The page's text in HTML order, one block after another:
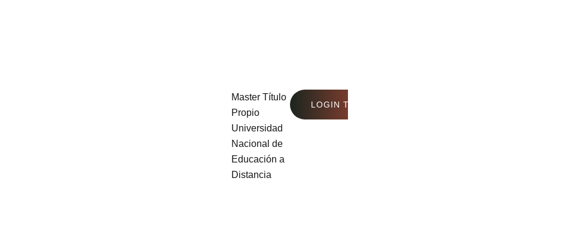
Master Título
Propio
Universidad
Nacional de
Educación a
Distancia
LOGIN TO SEE PRICE